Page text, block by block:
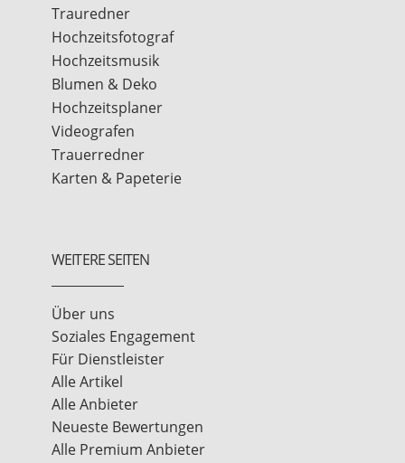
Trauredner
Hochzeitsfotograf
Hochzeitsmusik
Blumen & Deko
Hochzeitsplaner
Videografen
Trauerredner
Karten & Papeterie
WEITERE SEITEN
Über uns
Soziales Engagement
Für Dienstleister
Alle Artikel
Alle Anbieter
Neueste Bewertungen
Alle Premium Anbieter